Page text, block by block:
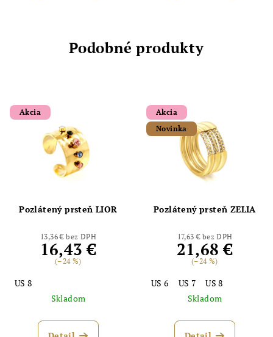
Podobné produkty
Akcia
Pozlátený prsteň LIOR
13,36 € bez DPH
16,43 €
(–24 %)
US 8
Skladom
Akcia
Novinka
Pozlátený prsteň ZELIA
17,63 € bez DPH
21,68 €
(–24 %)
US 6 US 7
US 8
Skladom